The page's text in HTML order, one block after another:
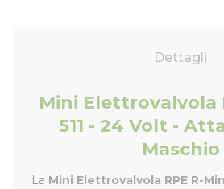
Dettagli
Mini Elettrovalvola
511 - 24 Volt -
Maschio
La Mini Elettrovalvola RPE R-